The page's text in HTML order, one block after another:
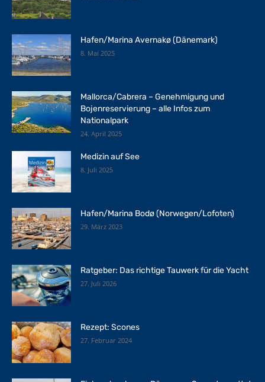
Hafen/Marina Avernakø (Dänemark)
8. Mai 2025
Mallorca/Cabrera – Genehmigung und
Bojenreservierung – alle Infos zum
Nationalpark
24. April 2025
Medizin auf See
8. Juli 2025
Hafen/Marina Bodø (Norwegen/Lofoten)
29. März 2023
Ratgeber: Das richtige Tauwerk für die Yacht
27. Juli 2026
Rezept: Scones
27. Februar 2024